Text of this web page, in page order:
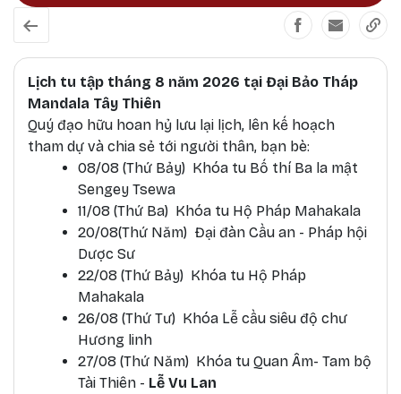
Lịch tu tập tháng 8 năm 2026 tại Đại Bảo Tháp
Mandala Tây Thiên
Quý đạo hữu hoan hỷ lưu lại lịch, lên kế hoạch
tham dự và chia sẻ tới người thân, bạn bè:
08/08 (Thứ Bảy) Khóa tu Bố thí Ba la mật
Sengey Tsewa
11/08 (Thứ Ba) Khóa tu Hộ Pháp Mahakala
20/08(Thứ Năm) Đại đàn Cầu an - Pháp hội
Dược Sư
22/08 (Thứ Bảy) Khóa tu Hộ Pháp
Mahakala
26/08 (Thứ Tư) Khóa Lễ cầu siêu độ chư
Hương linh
27/08 (Thứ Năm) Khóa tu Quan Âm- Tam bộ
Tài Thiên - Lễ Vu Lan